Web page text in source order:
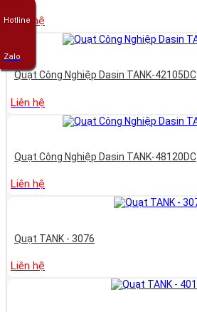
Liên hệ
Quạt Công Nghiệp Dasin TANK-42105DC
Liên hệ
Quạt Công Nghiệp Dasin TANK-48120DC
Liên hệ
Quạt TANK - 3076
Liên hệ
Hotline
Zalo